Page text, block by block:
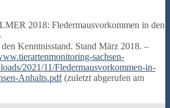
2018: Fledermausvorkommen in den
Kenntnisstand. Stand März 2018. –
sachsen-
2021/11/Fledermausvorkommen-in-
Anhalts.pdf(zuletzt abgerufen am